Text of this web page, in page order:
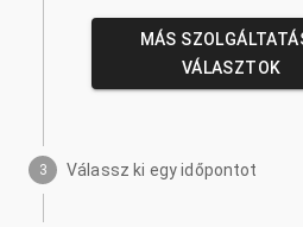
MÁS
VÁLASZTOK
3 Válassz ki egy időpontot